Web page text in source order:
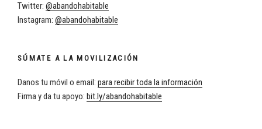
Twitter: @abandohabitable
Instagram: @abandohabitable
SÚMATE A LA MOVILIZACIÓN
Danos tu móvil o email: para recibir toda la información
Firma y da tu apoyo: bit.ly/abandohabitable